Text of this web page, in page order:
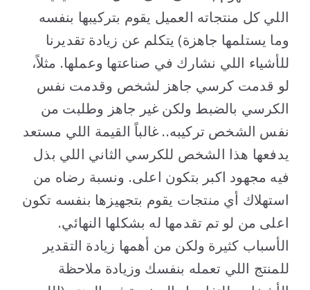
اللي كل منتجاته العميل يقوم بتركيبها بنفسه
وما يستلمها جاهزة) يتكلم عن زيادة تقديرنا
للأشياء اللي نشارك في صناعتها وعملها. مثلاً،
لو قدمت كرسي جاهز لشخص وقدمت نفس
الكرسي بالضبط ولكن غير جاهز وطلبت من
نفس الشخص تركيبه.. غالباً القيمة اللي مستعد
يدفعها هذا الشخص للكرسي الثاني اللي بذل
فيه مجهود اكبر بتكون اعلى. ونسبة رضاه من
استهلاك أي منتجات يقوم بتجهيزها بنفسه تكون
اعلى من لو تم تقدمها له بشكلها النهائي.
الأسباب كثيرة ولكن من أهمها زيادة التقدير
للمنتج اللي تعمله بنفسك وزيادة ملاحظة